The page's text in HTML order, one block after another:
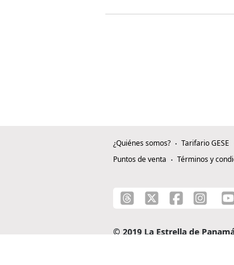
¿Quiénes somos? Tarifario GESE
Puntos de venta
Términos y
© 2019 La Estrella de